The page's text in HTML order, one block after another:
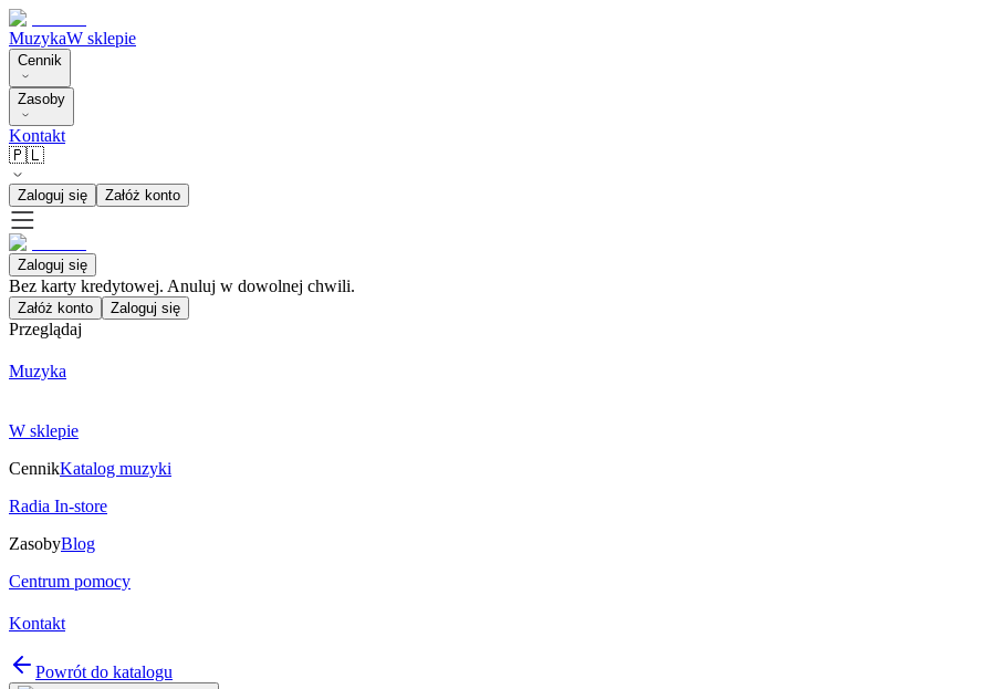
MuzykaW sklepie
Cennik
Zasoby
Kontakt
🇵🇱
Zaloguj się Załóż konto
Zaloguj się
Bez karty kredytowej. Anuluj w dowolnej chwili.
Załóż konto Zaloguj się
Przeglądaj
Muzyka
W sklepie
CennikKatalog muzyki
Radia In-store
ZasobyBlog
Centrum pomocy
Kontakt
Powrót do katalogu